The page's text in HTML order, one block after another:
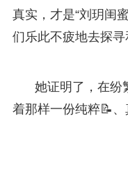
真实，才是“刘玥闺
们乐此不疲地去探寻
她证明了，在纷
着那样一份纯粹📝、